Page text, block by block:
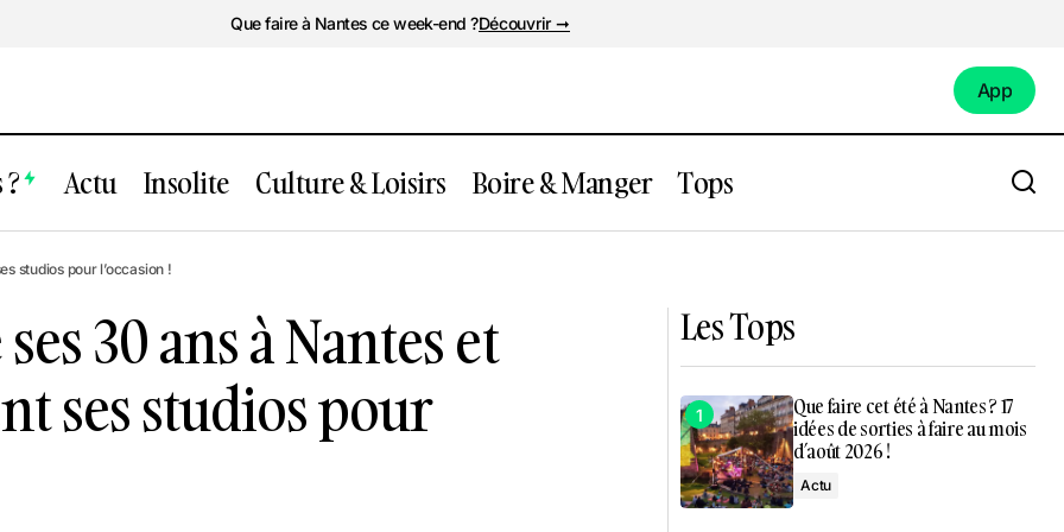
Que faire à Nantes ce week-end ?Découvrir ➞
App
Actu Insolite Culture & Loisirs Boire & Manger Tops
fête ses 30 ans à Nantes et ouvre carrément ses
studios pour l’occasion !
30 ans à Nantes et
ses studios pour
Les Tops
Que faire cet été à Nantes ? 17
idées de sorties à faire au mois
d’août 2026 !
Actu